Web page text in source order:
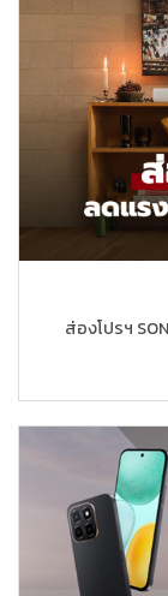
ส่องโปรฯ